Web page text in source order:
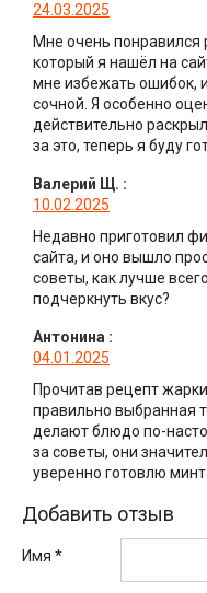
24.03.2025
Мне очень
который я нашёл на
мне избежать ошибок,
сочной. Я особенно
действительно
за это, теперь я буду
Валерий Щ. :
10.02.2025
Недавно приготовил
сайта, и оно вышло
советы, как лучше
подчеркнуть вкус?
Антонина :
04.01.2025
Прочитав рецепт
правильно выбранная
делают блюдо по-
за советы, они
уверенно готовлю
Добавить отзыв
Имя *